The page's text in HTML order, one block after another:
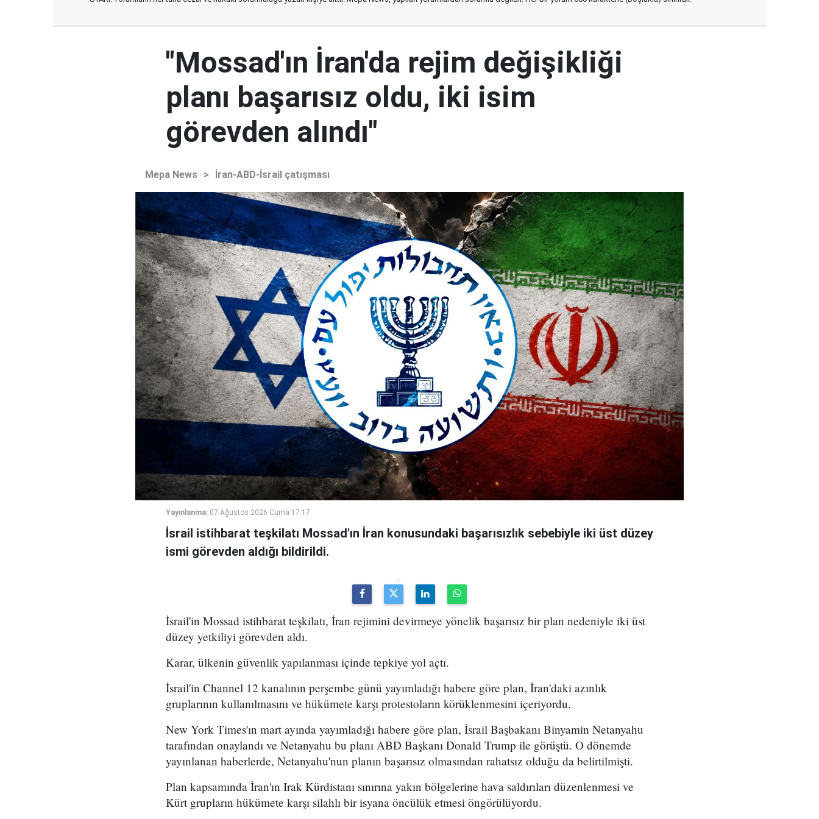
"Mossad'ın İran'da rejim değişikliği
planı başarısız oldu, iki isim
görevden alındı"
Mepa News > İran-ABD-İsrail çatışması
Yayınlanma: 07 Ağustos 2026 Cuma 17:17
İsrail istihbarat teşkilatı Mossad'ın İran konusundaki başarısızlık sebebiyle iki üst düzey
ismi görevden aldığı bildirildi.
İsrail'in Mossad istihbarat teşkilatı, İran rejimini devirmeye yönelik başarısız bir plan nedeniyle iki üst
düzey yetkiliyi görevden aldı.
Karar, ülkenin güvenlik yapılanması içinde tepkiye yol açtı.
İsrail'in Channel 12 kanalının perşembe günü yayımladığı habere göre plan, İran'daki azınlık
gruplarının kullanılmasını ve hükümete karşı protestoların körüklenmesini içeriyordu.
New York Times'ın mart ayında yayımladığı habere göre plan, İsrail Başbakanı Binyamin Netanyahu
tarafından onaylandı ve Netanyahu bu planı ABD Başkanı Donald Trump ile görüştü. O dönemde
yayınlanan haberlerde, Netanyahu'nun planın başarısız olmasından rahatsız olduğu da belirtilmişti.
Plan kapsamında İran'ın Irak Kürdistanı sınırına yakın bölgelerine hava saldırıları düzenlenmesi ve
Kürt grupların hükümete karşı silahlı bir isyana öncülük etmesi öngörülüyordu.